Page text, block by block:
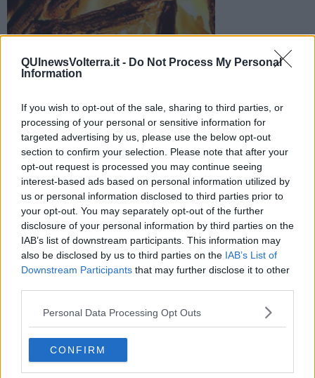
QUInewsVolterra.it - Do Not Process My Personal
Information
If you wish to opt-out of the sale, sharing to third parties, or
processing of your personal or sensitive information for
targeted advertising by us, please use the below opt-out
section to confirm your selection. Please note that after your
opt-out request is processed you may continue seeing
interest-based ads based on personal information utilized by
us or personal information disclosed to third parties prior to
your opt-out. You may separately opt-out of the further
disclosure of your personal information by third parties on the
IAB’s list of downstream participants. This information may
also be disclosed by us to third parties on the IAB’s List of
Downstream Participants that may further disclose it to other
Personal Data Processing Opt Outs
CONFIRM
anni, ha ustioni a mani e braccia ed è stato trasportato a
Cisanello
POMARANCE —E' rimasto ustionato a mani e braccia mentre
accendeva il fuoco nella sua casa di Montecerboli.
L'uomo, 80 anni, è stato soccorso dal 118 e trasportato d'urgenza
al centro grandi ustionati di Cisanello a Pisa.
Il fatto è avvenuto questa mattina poco dopo le nove.